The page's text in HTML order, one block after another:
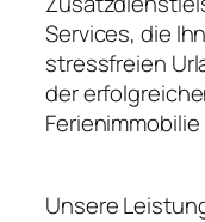
Services, die
stressfreien
der
Unsere